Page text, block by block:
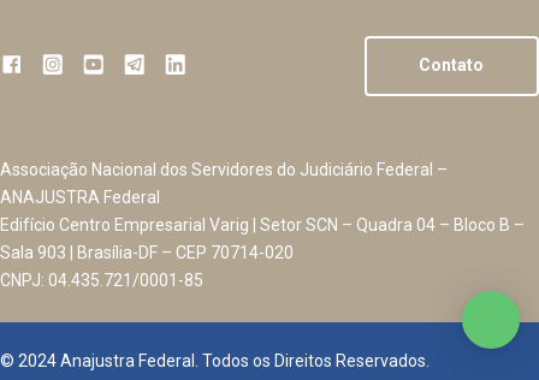
Contato
Associação Nacional dos Servidores do Judiciário Federal –
ANAJUSTRA Federal
Edifício Centro Empresarial Varig | Setor SCN – Quadra 04 – Bloco B –
Sala 903 | Brasília-DF – CEP 70714-020
CNPJ: 04.435.721/0001-85
© 2024 Anajustra Federal. Todos os Direitos Reservados.